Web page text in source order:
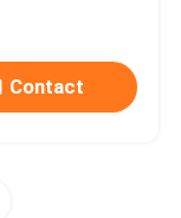
Contact